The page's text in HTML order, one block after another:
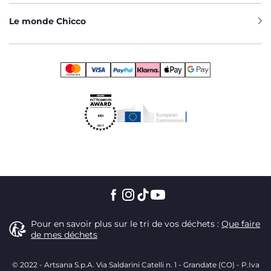
Chicco met à votre disposition de nombreux accessoires
poudre, les pots pratiques qui peuvent également être
réutilisés comme récipients pour la nourriture du bébé. Les
brosses de différentes tailles permettent d'enlever les
résidus et de nettoyer le récipient. L'égouttoir à biberon, un
Le monde Chicco
Pour en savoir plus sur le tri de vos déchets : Que faire
de mes déchets
© 2022 - Artsana S.p.A. Via Saldarini Catelli n. 1 - Grandate (CO) - P.Iva